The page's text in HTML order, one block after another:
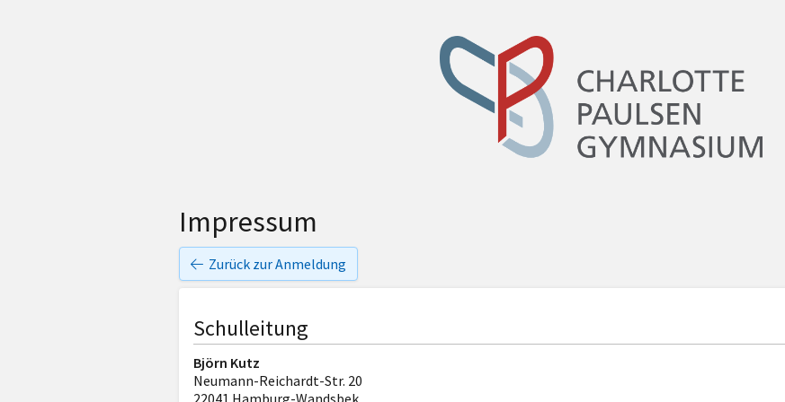
Impressum
Zurück zur Anmeldung
Schulleitung
Björn Kutz
Neumann-Reichardt-Str. 20
22041 Hamburg-Wandsbek